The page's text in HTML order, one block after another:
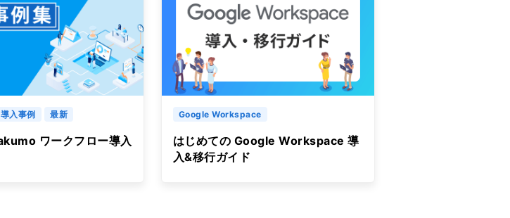
入事例 最新
ワークフロー導入
Google Workspace
はじめての Google Workspace 導
入&移行ガイド